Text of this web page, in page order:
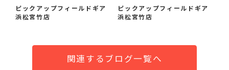
ル）SC...
ピックアップフィールドギア
浜松宮竹店
ロ。P...
ピックアップフィールドギア
浜松宮竹店
関連するブログ一覧へ